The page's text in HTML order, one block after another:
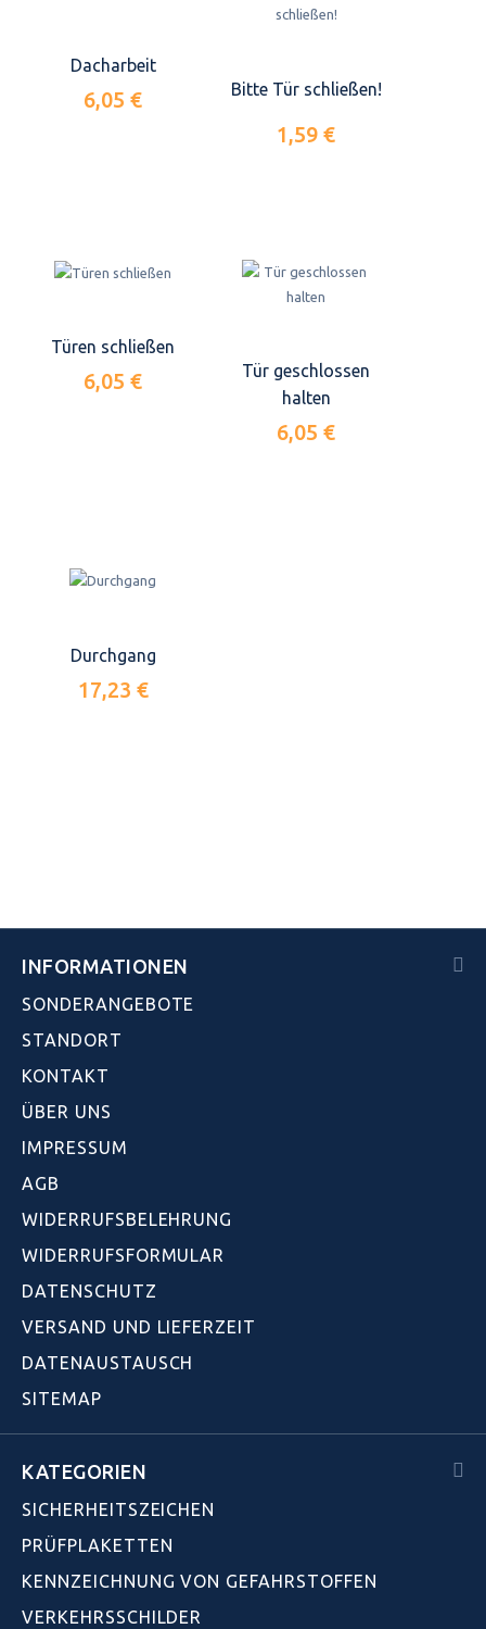
Dacharbeit
6,05 € Bitte Tür schließen!
1,59 €
Türen schließen
6,05 €
Tür geschlossen
halten
6,05 €
Durchgang
17,23 €
INFORMATIONEN
SONDERANGEBOTE
STANDORT
KONTAKT
ÜBER UNS
IMPRESSUM
AGB
WIDERRUFSBELEHRUNG
WIDERRUFSFORMULAR
DATENSCHUTZ
VERSAND UND LIEFERZEIT
DATENAUSTAUSCH
SITEMAP
KATEGORIEN
SICHERHEITSZEICHEN
PRÜFPLAKETTEN
KENNZEICHNUNG VON GEFAHRSTOFFEN
VERKEHRSSCHILDER